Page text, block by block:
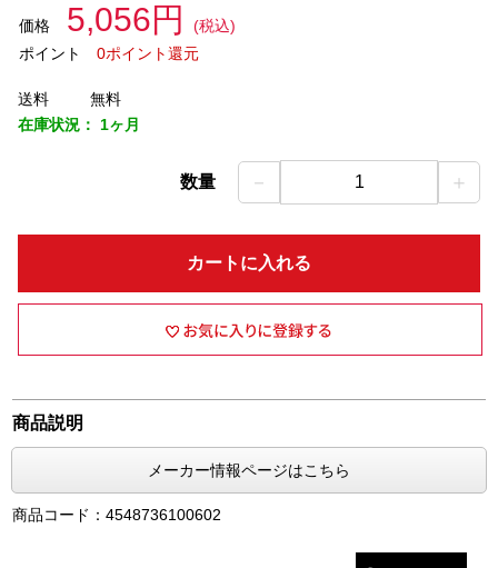
価格 5,056円
(税込)
ポイント
0ポイント還元
送料
無料
在庫状況： 1ヶ月
数量 － 1 ＋
カートに入れる
商品説明
メーカー情報ページはこちら
商品コード：4548736100602